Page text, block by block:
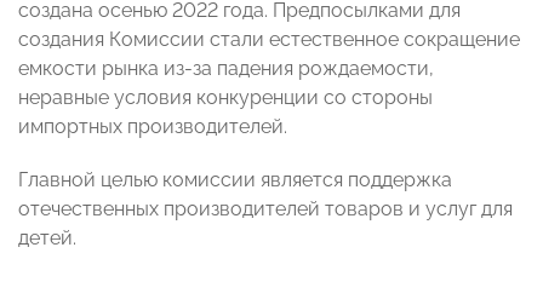
создана осенью 2022 года. Предпосылками для
создания Комиссии стали естественное сокращение
емкости рынка из-за падения рождаемости,
неравные условия конкуренции со стороны
импортных производителей.
Главной целью комиссии является поддержка
отечественных производителей товаров и услуг для
детей.